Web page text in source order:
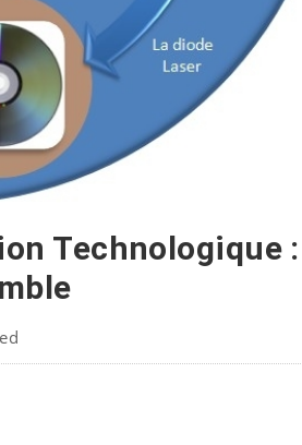
Technologique :